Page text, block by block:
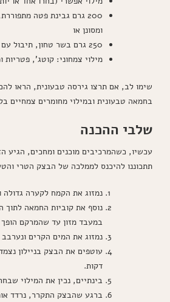
ומסונן או
250 גרם בשר טחון, תיבול עם כמון ופלפל שחור או
מילוי צמחוני: קוטג',
שימו לב, אם תרצו גירסה טבעונית, הראו
בחמאה טבעונית ובמילוי מחומרים צמחיים
שלבי ההכנה
עכשיו, כשהמרכיבים מוכנים ומחכים, הגיע
תתכוננו להיכנס לממלכה של הבצק הטרי
נמזוג את הקמח לקערה גדולה
נוסף את קוביות החמאה לתוך
במעבד מזון עד שהמרקם הופך
נמזוג את המים הקרים
דקות.
בינתיים, נכין את המילוי
ברגע שהבצק התקרר, נרדד